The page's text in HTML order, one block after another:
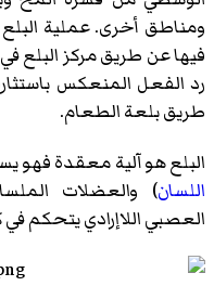
ومناطق أخرى. عملية البلع
فيها عن طريق مركز البلع
رد الفعل المنعكس
طريق بلعة الطعام.
البلع هو آلية معقدة فهو
اللسان) والعضلات
العصبي اللاإرادي يتحكم